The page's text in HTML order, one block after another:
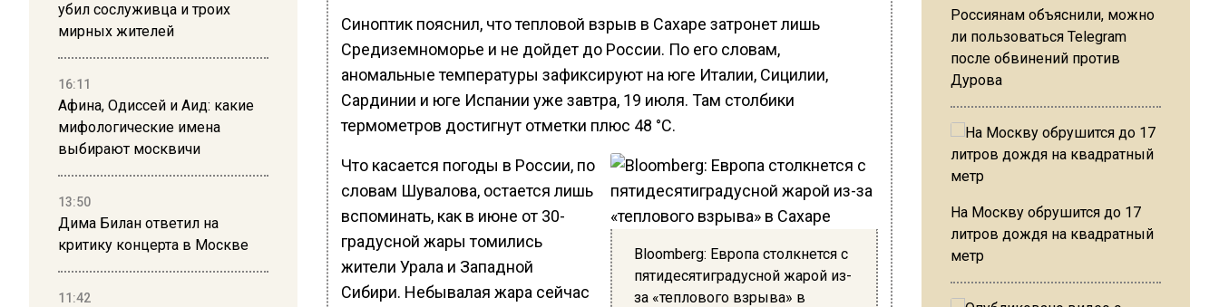
убил сослуживца и троих
мирных жителей
16:11
Афина, Одиссей и Аид: какие
мифологические имена
выбирают москвичи
13:50
Дима Билан ответил на
критику концерта в Москве
11:42
Синоптик пояснил, что тепловой взрыв в Сахаре затронет лишь
Средиземноморье и не дойдет до России. По его словам,
аномальные температуры зафиксируют на юге Италии, Сицилии,
Сардинии и юге Испании уже завтра, 19 июля. Там столбики
термометров достигнут отметки плюс 48 °C.
Bloomberg: Европа столкнется с
пятидесятиградусной жарой из-
за «теплового взрыва» в
Что касается погоды в России, по
словам Шувалова, остается лишь
вспоминать, как в июне от 30-
градусной жары томились
жители Урала и Западной
Сибири. Небывалая жара сейчас
Россиянам объяснили, можно
ли пользоваться Telegram
после обвинений против
Дурова
На Москву обрушится до 17
литров дождя на квадратный
метр